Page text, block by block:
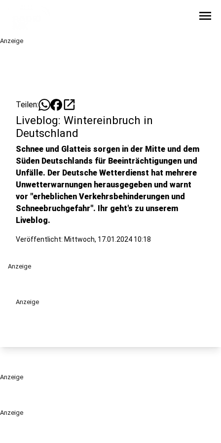
menu
Anzeige
Anzeige
Teilen: open_in_new
Liveblog: Wintereinbruch in
Deutschland
Schnee und Glatteis sorgen in der Mitte und dem
Süden Deutschlands für Beeinträchtigungen und
Unfälle. Der Deutsche Wetterdienst hat mehrere
Unwetterwarnungen herausgegeben und warnt
vor "erheblichen Verkehrsbehinderungen und
Schneebruchgefahr". Ihr geht's zu unserem
Liveblog.
Veröffentlicht: Mittwoch, 17.01.2024 10:18
Anzeige
Anzeige
Anzeige